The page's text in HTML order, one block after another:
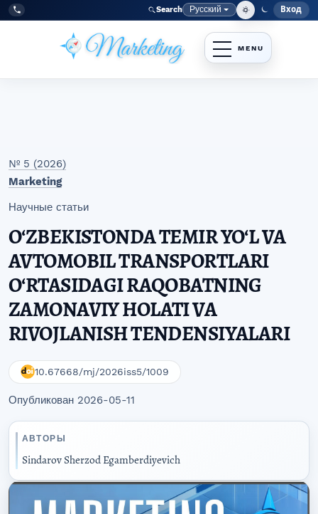
Перейти к главному меню навигации
Перейти к основному контенту
Перейти к нижнему колонтитулу сайта
Tel:
+998977838464 Search Язык
Русский Меню
Вход
№ 5 (2026)
Marketing
Научные статьи
OʻZBEKISTONDA TEMIR YOʻL VA
AVTOMOBIL TRANSPORTLARI
OʻRTASIDAGI RAQOBATNING
ZAMONAVIY HOLATI VA
RIVOJLANISH TENDENSIYALARI
10.67668/mj/2026iss5/1009
Опубликован 2026-05-11
АВТОРЫ
Sindarov Sherzod Egamberdiyevich